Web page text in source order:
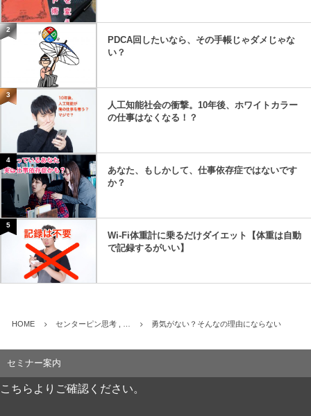
2
PDCA回したいなら、その手帳じゃダメじゃな
い？
3
人工知能社会の衝撃。10年後、ホワイトカラー
の仕事はなくなる！？
4
あなた、もしかして、仕事依存症ではないです
か？
5
Wi-Fi体重計に乗るだけダイエット【体重は自動
で記録するがいい】
HOME センターピン思考 , … 勇気がない？そんなの理由にならない
セミナー案内
こちらよりご確認ください。